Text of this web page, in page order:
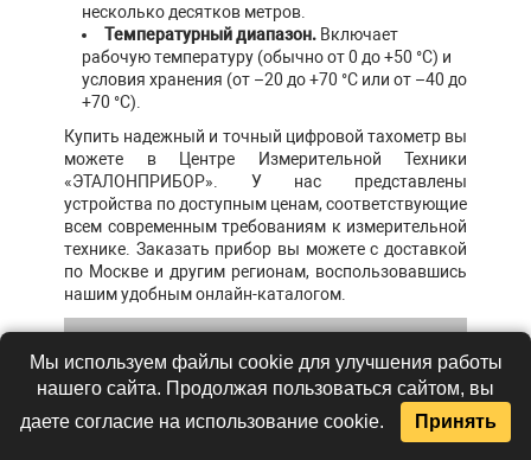
несколько десятков метров.
Температурный диапазон. Включает
рабочую температуру (обычно от 0 до +50 °С) и
условия хранения (от –20 до +70 °С или от –40 до
+70 °С).
Купить надежный и точный цифровой тахометр вы
можете в Центре Измерительной Техники
«ЭТАЛОНПРИБОР». У нас представлены
устройства по доступным ценам, соответствующие
всем современным требованиям к измерительной
технике. Заказать прибор вы можете с доставкой
по Москве и другим регионам, воспользовавшись
нашим удобным онлайн-каталогом.
Сформировать заявку
Контактное лицо:*
Мы используем файлы cookie для улучшения работы
нашего сайта. Продолжая пользоваться сайтом, вы
даете согласие на использование cookie.
Принять